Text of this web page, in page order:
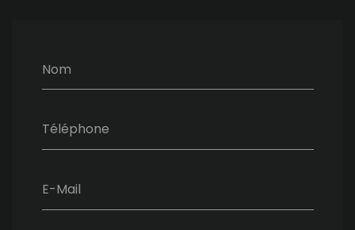
Nom
Téléphone
E-Mail